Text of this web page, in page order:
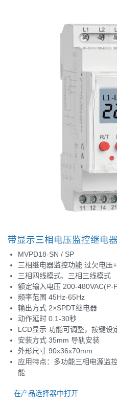
带显示三相电压监控继电器
MVPD18-SN / SP
三相继电器监控功能 过欠电压
三相四线模式、三相三线模式
额定输入电压 200-480VAC(P-
频率范围 45Hz-65Hz
输出方式 2×SPDT继电器
动作延时 0.1-30秒
LCD显示 功能可调整，按键设
安装方式 35mm 导轨安装
外形尺寸 90x36x70mm
应用特点：多功能三相电源监
能
在产品选择器中打开